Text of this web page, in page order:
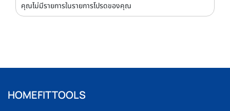
คุณไม่มีรายการในรายการโปรดของคุณ
HOMEFITTOOLS